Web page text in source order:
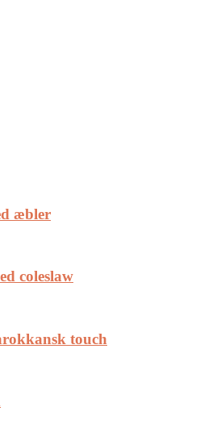
æbler
coleslaw
touch